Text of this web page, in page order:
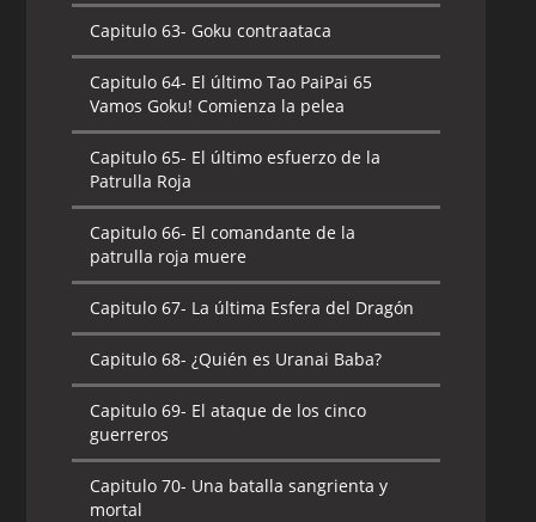
Capitulo 63- Goku contraataca
Capitulo 64- El último Tao PaiPai 65
Vamos Goku! Comienza la pelea
Capitulo 65- El último esfuerzo de la
Patrulla Roja
Capitulo 66- El comandante de la
patrulla roja muere
Capitulo 67- La última Esfera del Dragón
Capitulo 68- ¿Quién es Uranai Baba?
Capitulo 69- El ataque de los cinco
guerreros
Capitulo 70- Una batalla sangrienta y
mortal